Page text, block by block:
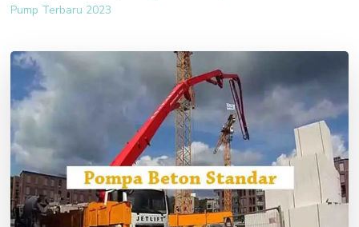
Pump Terbaru 2023